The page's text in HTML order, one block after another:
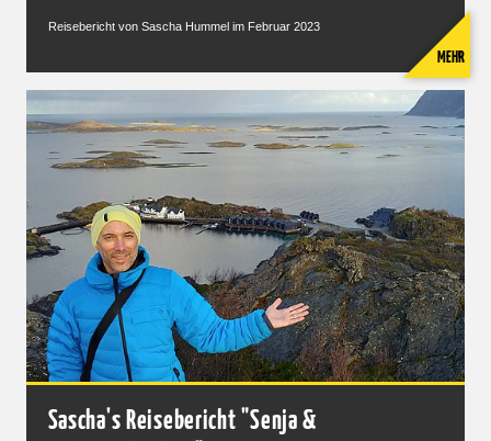
Reisebericht von Sascha Hummel im Februar 2023
MEHR
Sascha's Reisebericht "Senja &